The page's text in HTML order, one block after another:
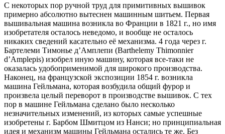
С некоторых пор ручной труд для примитивных вышивок
примерно абсолютно вытеснен машинным шитьем. Первая
вышивальная машина возникла во Франции в 1821 г., но имя
изобретателя осталось неведомо, и вообще не осталось
никаких сведений касательно её механизма. 4 года через г.
Бартелеми Тимонье д’Амплепи (Barthelemy Thimonnier
d’Amplepis) изобрел иную машину, которая все-таки не
оказалась удобоприменимой для широкого производства.
Наконец, на французской экспозиции 1854 г. возникла
машина Гейльмана, которая возбудила общий фурор и
произвела целый переворот в производстве вышивок. С тех
пор в машине Гейльмана сделано было несколько
незначительных изменений, из которых самые успешные
изобретены г. Барбом Шмитцом из Нанси; но принципиальная
идея и механизм машины Гейльмана остались те же. Без